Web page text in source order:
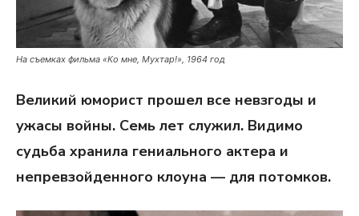
На съемках фильма «Ко мне, Мухтар!», 1964 год
Великий юморист прошел все невзгоды и
ужасы войны. Семь лет служил. Видимо
судьба хранила гениального актера и
непревзойденного клоуна — для потомков.